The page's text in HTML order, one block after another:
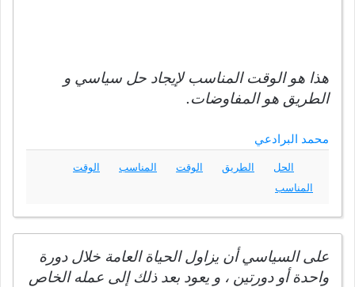
هذا هو الوقت المناسب لإيجاد حل سياسي و
الطريق هو المفاوضات.
محمد البرادعي
الحل الطريق الوقت المناسب
الوقت
المناسب
على السياسي أن يزاول الحياة العامة خلال دورة
واحدة أو دورتين ، و يعود بعد ذلك إلى عمله الخاص